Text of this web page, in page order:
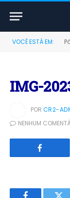
VOCÊ ESTÁ EM:
IMG-
POR CR2-
NENHUM